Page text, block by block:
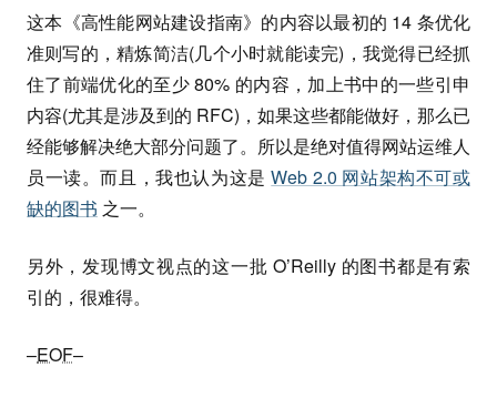
这本《高性能网站建设指南》的内容以最初的 14 条优化
准则写的，精炼简洁(几个小时就能读完)，我觉得已经抓
住了前端优化的至少 80% 的内容，加上书中的一些引申
内容(尤其是涉及到的 RFC)，如果这些都能做好，那么已
经能够解决绝大部分问题了。所以是绝对值得网站运维人
员一读。而且，我也认为这是Web 2.0 网站架构不可或
缺的图书 之一。
另外，发现博文视点的这一批 O’Reilly 的图书都是有索
引的，很难得。
–EOF–